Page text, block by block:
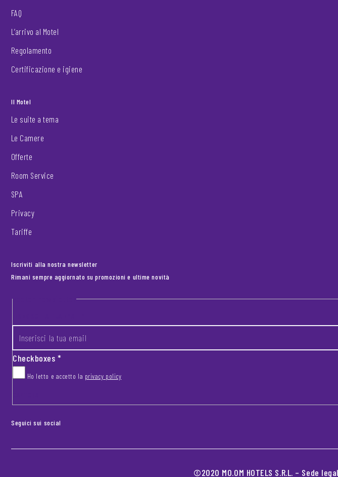
FAQ
L’arrivo al Motel
Regolamento
Certificazione e igiene
Il Motel
Le suite a tema
Le Camere
Offerte
Room Service
SPA
Privacy
Tariffe
Iscriviti alla nostra newsletter
Rimani sempre aggiornato su promozioni e ultime novità
Footer newsletter
Checkboxes*
Ho letto e accetto la privacy policy
Seguici sui social
©2020 MO.OM HOTELS S.R.L. – Sede